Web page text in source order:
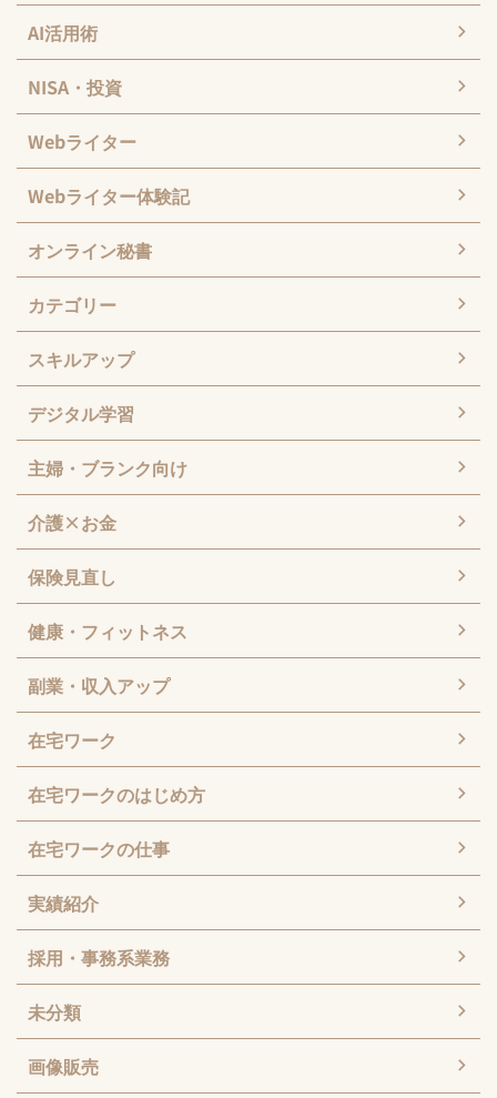
AI活用術
NISA・投資
Webライター
Webライター体験記
オンライン秘書
カテゴリー
スキルアップ
デジタル学習
主婦・ブランク向け
介護×お金
保険見直し
健康・フィットネス
副業・収入アップ
在宅ワーク
在宅ワークのはじめ方
在宅ワークの仕事
実績紹介
採用・事務系業務
未分類
画像販売